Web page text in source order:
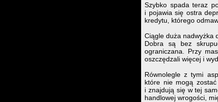
Szybko spada teraz
i pojawia się ostra
kredytu, którego
Ciągle duża nadwyżka
Dobra są bez
ograniczana. Przy
oszczędzali więcej i
Równolegle z tymi
które nie mogą
i znajdują się w tej
handlowej wrogości,